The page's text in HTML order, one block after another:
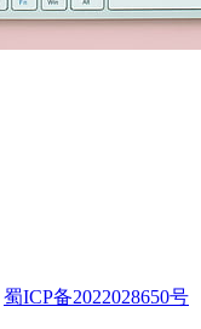
蜀ICP备2022028650号